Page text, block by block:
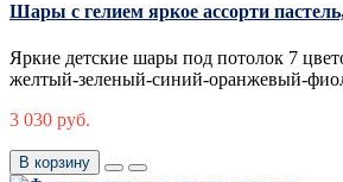
Шары с гелием яркое ассорти
Яркие детские шары под потолок 7
желтый-зеленый-синий-оранжевый-
3 030 руб.
В корзину